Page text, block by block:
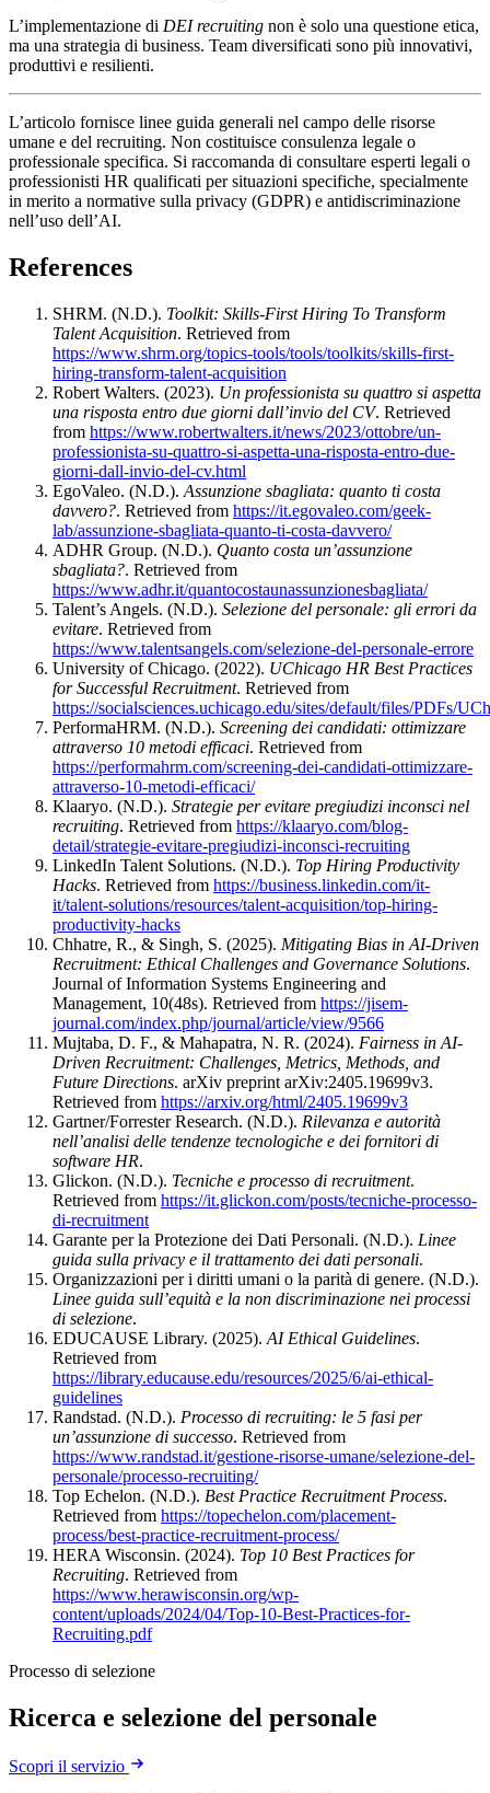
L’implementazione di DEI recruiting non è solo una questione etica,
ma una strategia di business. Team diversificati sono più innovativi,
produttivi e resilienti.
L’articolo fornisce linee guida generali nel campo delle risorse
umane e del recruiting. Non costituisce consulenza legale o
professionale specifica. Si raccomanda di consultare esperti legali o
professionisti HR qualificati per situazioni specifiche, specialmente
in merito a normative sulla privacy (GDPR) e antidiscriminazione
nell’uso dell’AI.
References
SHRM. (N.D.). Toolkit: Skills-First Hiring To Transform
Talent Acquisition. Retrieved from
https://www.shrm.org/topics-tools/tools/toolkits/skills-first-
hiring-transform-talent-acquisition
Robert Walters. (2023). Un professionista su quattro si aspetta
una risposta entro due giorni dall’invio del CV. Retrieved
from https://www.robertwalters.it/news/2023/ottobre/un-
professionista-su-quattro-si-aspetta-una-risposta-entro-due-
giorni-dall-invio-del-cv.html
EgoValeo. (N.D.). Assunzione sbagliata: quanto ti costa
davvero?. Retrieved from https://it.egovaleo.com/geek-
lab/assunzione-sbagliata-quanto-ti-costa-davvero/
ADHR Group. (N.D.). Quanto costa un’assunzione
sbagliata?. Retrieved from
https://www.adhr.it/quantocostaunassunzionesbagliata/
Talent’s Angels. (N.D.). Selezione del personale: gli errori da
evitare. Retrieved from
https://www.talentsangels.com/selezione-del-personale-errore
University of Chicago. (2022). UChicago HR Best Practices
for Successful Recruitment. Retrieved from
https://socialsciences.uchicago.edu/sites/default/files/PDFs/
PerformaHRM. (N.D.). Screening dei candidati: ottimizzare
attraverso 10 metodi efficaci. Retrieved from
https://performahrm.com/screening-dei-candidati-ottimizzare-
attraverso-10-metodi-efficaci/
Klaaryo. (N.D.). Strategie per evitare pregiudizi inconsci nel
recruiting. Retrieved from https://klaaryo.com/blog-
detail/strategie-evitare-pregiudizi-inconsci-recruiting
LinkedIn Talent Solutions. (N.D.). Top Hiring Productivity
Hacks. Retrieved from https://business.linkedin.com/it-
it/talent-solutions/resources/talent-acquisition/top-hiring-
productivity-hacks
Chhatre, R., & Singh, S. (2025). Mitigating Bias in AI-Driven
Recruitment: Ethical Challenges and Governance Solutions.
Journal of Information Systems Engineering and
Management, 10(48s). Retrieved from https://jisem-
journal.com/index.php/journal/article/view/9566
Mujtaba, D. F., & Mahapatra, N. R. (2024). Fairness in AI-
Driven Recruitment: Challenges, Metrics, Methods, and
Future Directions. arXiv preprint arXiv:2405.19699v3.
Retrieved from https://arxiv.org/html/2405.19699v3
Gartner/Forrester Research. (N.D.). Rilevanza e autorità
nell’analisi delle tendenze tecnologiche e dei fornitori di
software HR.
Glickon. (N.D.). Tecniche e processo di recruitment.
Retrieved from https://it.glickon.com/posts/tecniche-processo-
di-recruitment
Garante per la Protezione dei Dati Personali. (N.D.). Linee
guida sulla privacy e il trattamento dei dati personali.
Organizzazioni per i diritti umani o la parità di genere. (N.D.).
Linee guida sull’equità e la non discriminazione nei processi
di selezione.
EDUCAUSE Library. (2025). AI Ethical Guidelines.
Retrieved from
https://library.educause.edu/resources/2025/6/ai-ethical-
guidelines
Randstad. (N.D.). Processo di recruiting: le 5 fasi per
un’assunzione di successo. Retrieved from
https://www.randstad.it/gestione-risorse-umane/selezione-del-
personale/processo-recruiting/
Top Echelon. (N.D.). Best Practice Recruitment Process.
Retrieved from https://topechelon.com/placement-
process/best-practice-recruitment-process/
HERA Wisconsin. (2024). Top 10 Best Practices for
Recruiting. Retrieved from
https://www.herawisconsin.org/wp-
content/uploads/2024/04/Top-10-Best-Practices-for-
Recruiting.pdf
Processo di selezione
Ricerca e selezione del personale
Scopri il servizio